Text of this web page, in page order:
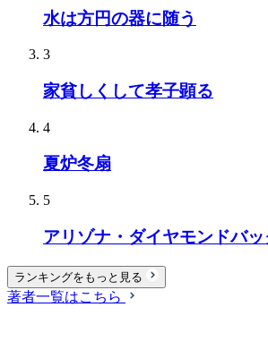
水は方円の器に随う
3
家貧しくして孝子顕る
4
夏炉冬扇
5
アリゾナ・ダイヤモンドバッ
ランキングをもっと見る
著者一覧はこちら